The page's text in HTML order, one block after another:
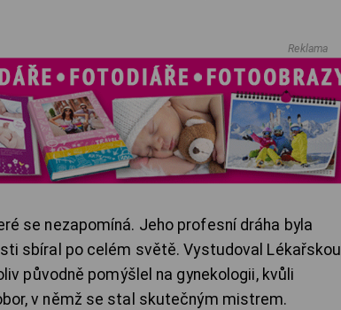
Reklama
se nezapomíná. Jeho profesní dráha byla
sbíral po celém světě. Vystudoval Lékařskou
původně pomýšlel na gynekologii, kvůli
v němž se stal skutečným mistrem.